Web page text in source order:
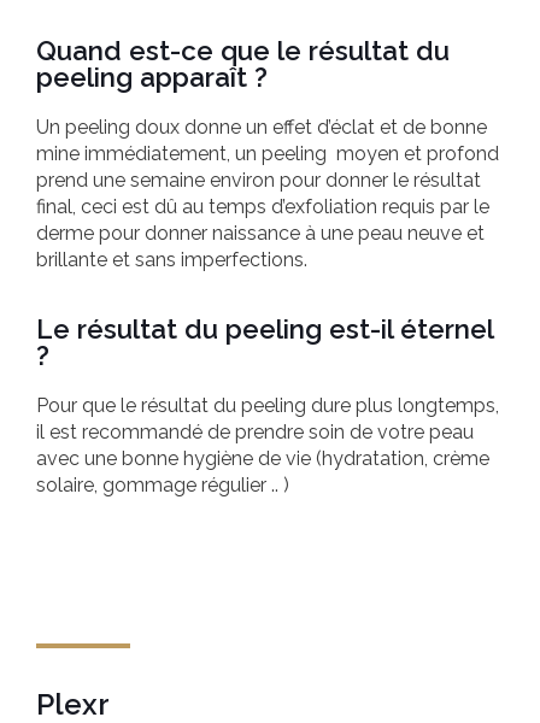
Quand est-ce que le résultat du
peeling apparaît ?
Un peeling doux donne un effet d’éclat et de bonne
mine immédiatement, un peeling moyen et profond
prend une semaine environ pour donner le résultat
final, ceci est dû au temps d’exfoliation requis par le
derme pour donner naissance à une peau neuve et
brillante et sans imperfections.
Le résultat du peeling est-il éternel
?
Pour que le résultat du peeling dure plus longtemps,
il est recommandé de prendre soin de votre peau
avec une bonne hygiène de vie (hydratation, crème
solaire, gommage régulier .. )
Plexr